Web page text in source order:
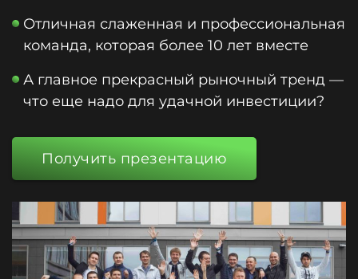
Отличная слаженная и профессиональная
команда, которая более 10 лет вместе
А главное прекрасный рыночный тренд —
что еще надо для удачной инвестиции?
Получить презентацию